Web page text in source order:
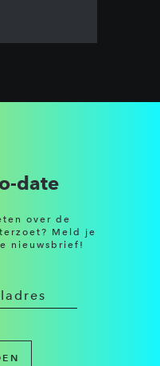
date
over de
Meld je
nieuwsbrief!